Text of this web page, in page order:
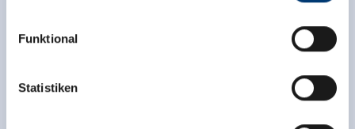
Rohr 23// A-6280 Zell am Ziller
www.zillertalarena.com
Funktional
Statistiken